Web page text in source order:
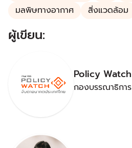
มลพิษทางอากาศ
สิ่งแวดล้อม
ผู้เขียน:
Policy Watch
กองบรรณาธิการ